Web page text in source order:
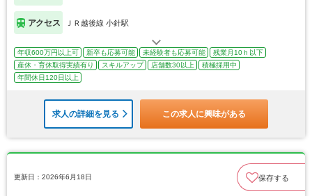
アクセス ＪＲ越後線 小針駅
年収600万円以上可 新卒も応募可能 未経験者も応募可能
残業月10ｈ以下
産休・育休取得実績有り
スキルアップ 店舗数30以上
積極採用中
年間休日120日以上
求人の詳細を見る この求人に興味がある
更新日：2026年6月18日 保存する